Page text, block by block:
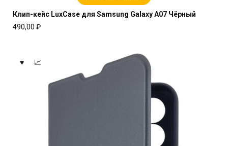
Клип-кейс LuxCase для Samsung Galaxy A07 Чёрный
490,00 ₽